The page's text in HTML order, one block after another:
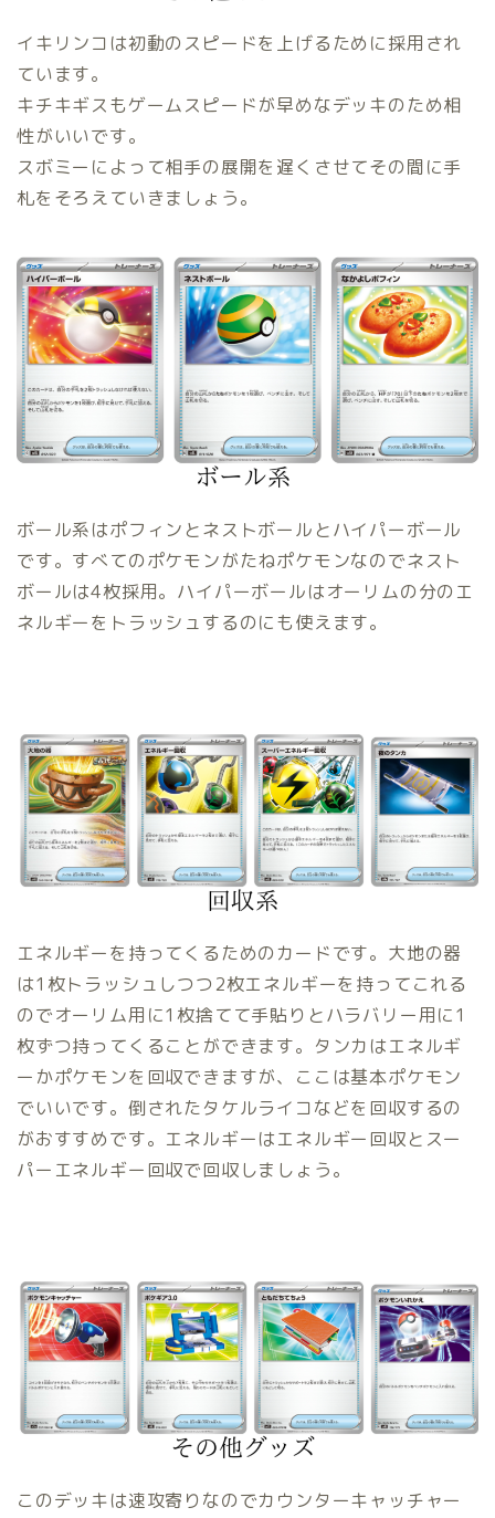
イキリンコは初動のスピードを上げるために採用され
ています。
キチキギスもゲームスピードが早めなデッキのため相
性がいいです。
スボミーによって相手の展開を遅くさせてその間に手
札をそろえていきましょう。
ボール系はポフィンとネストボールとハイパーボール
です。すべてのポケモンがたねポケモンなのでネスト
ボールは4枚採用。ハイパーボールはオーリムの分のエ
ネルギーをトラッシュするのにも使えます。
エネルギーを持ってくるためのカードです。大地の器
は1枚トラッシュしつつ2枚エネルギーを持ってこれる
のでオーリム用に1枚捨てて手貼りとハラバリー用に1
枚ずつ持ってくることができます。タンカはエネルギ
ーかポケモンを回収できますが、ここは基本ポケモン
でいいです。倒されたタケルライコなどを回収するの
がおすすめです。エネルギーはエネルギー回収とスー
パーエネルギー回収で回収しましょう。
このデッキは速攻寄りなのでカウンターキャッチャー